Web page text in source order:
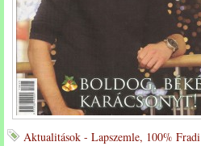
Aktualitások - Lapszemle, 100% Fradi